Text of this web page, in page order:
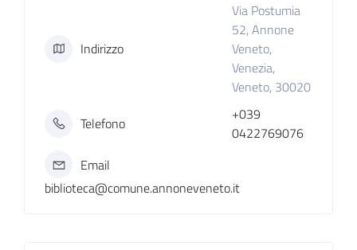
Indirizzo
Via Postumia
52, Annone
Veneto,
Venezia,
Veneto, 30020
Telefono
+039
0422769076
Email
biblioteca@comune.annoneveneto.it